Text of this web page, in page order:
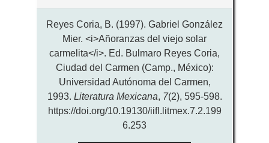
artículo
Reyes Coria, B. (1997). Gabriel González
Mier. <i>Añoranzas del viejo solar
carmelita</i>. Ed. Bulmaro Reyes Coria,
Ciudad del Carmen (Camp., México):
Universidad Autónoma del Carmen,
1993. Literatura Mexicana, 7(2), 595-598.
https://doi.org/10.19130/iifl.litmex.7.2.199
6.253